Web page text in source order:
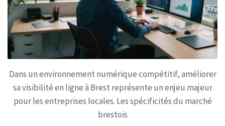
Dans un environnement numérique compétitif, améliorer
sa visibilité en ligne à Brest représente un enjeu majeur
pour les entreprises locales. Les spécificités du marché
brestois